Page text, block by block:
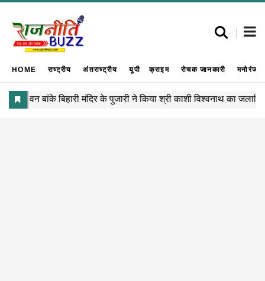
HOME राष्ट्रीय अंतराष्ट्रीय यूपी क्राइम रोचक जानकारी मनोरंजन